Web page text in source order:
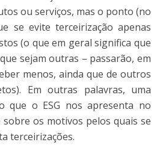
ou serviços, mas o ponto (no
se evite terceirização apenas
(o que em geral significa que
sejam outras – passarão, em
menos, ainda que de outros
Em outras palavras, uma
que o ESG nos apresenta no
os motivos pelos quais se
terceirizações.